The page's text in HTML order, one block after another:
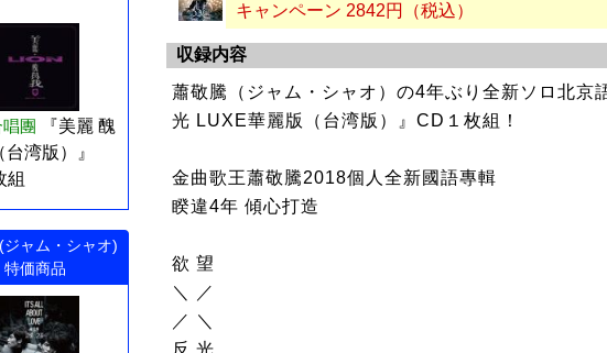
團
『美麗 醜
湾版）』
組
ジャム・シャオ)
特価商品
キャンペーン 2842円（税込）
収録内容
蕭敬騰（ジャム・シャオ）の4年ぶり全新ソロ北京
光 LUXE華麗版（台湾版）』CD１枚組！
金曲歌王蕭敬騰2018個人全新國語專輯
睽違4年 傾心打造
欲 望
＼ ／
／ ＼
反 光